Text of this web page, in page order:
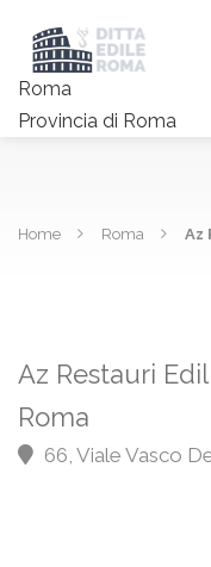
Roma
Provincia di Roma
Home Roma Az
Az Restauri
Roma
66, Viale Vasco